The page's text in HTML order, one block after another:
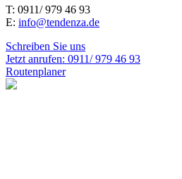
T: 0911/ 979 46 93
E: info@tendenza.de
Schreiben Sie uns
Jetzt anrufen: 0911/ 979 46 93
Routenplaner